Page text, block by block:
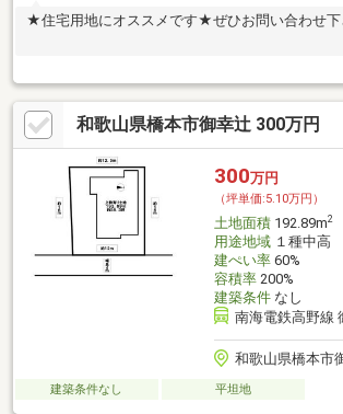
★住宅用地にオススメです★ぜひお問い合わせ下
和歌山県橋本市御幸辻 300万円
300万円
（坪単価:5.10万円）
土地面積192.89m2
用途地域１種中高
建ぺい率60%
容積率200%
建築条件なし
南海電鉄高野線
和歌山県橋本市
建築条件なし 平坦地